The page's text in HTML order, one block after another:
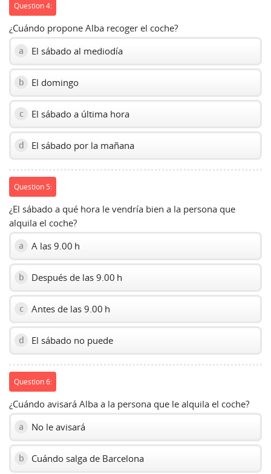
Question 4:
¿Cuándo propone Alba recoger el coche?
a El sábado al mediodía
b El domingo
c El sábado a última hora
d El sábado por la mañana
Question 5:
¿El sábado a qué hora le vendría bien a la persona que
alquila el coche?
a A las 9.00 h
b Después de las 9.00 h
c Antes de las 9.00 h
d El sábado no puede
Question 6:
¿Cuándo avisará Alba a la persona que le alquila el coche?
a No le avisará
b Cuándo salga de Barcelona